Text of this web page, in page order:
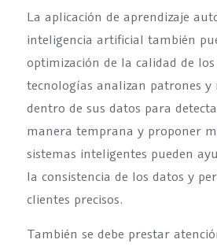
La aplicación de aprendizaje
inteligencia artificial también
optimización de la calidad de los
tecnologías analizan patrones y
dentro de sus datos para
manera temprana y proponer
sistemas inteligentes pueden
la consistencia de los datos y
clientes precisos.
También se debe prestar